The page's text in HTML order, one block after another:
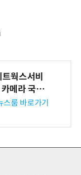
웍스서비
메라 국내
십 체결
룸 바로가기